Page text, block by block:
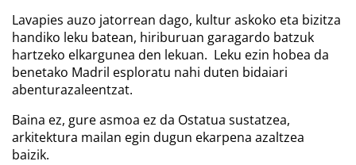
Lavapies auzo jatorrean dago, kultur askoko eta bizitza
handiko leku batean, hiriburuan garagardo batzuk
hartzeko elkargunea den lekuan. Leku ezin hobea da
benetako Madril esploratu nahi duten bidaiari
abenturazaleentzat.
Baina ez, gure asmoa ez da Ostatua sustatzea,
arkitektura mailan egin dugun ekarpena azaltzea
baizik.